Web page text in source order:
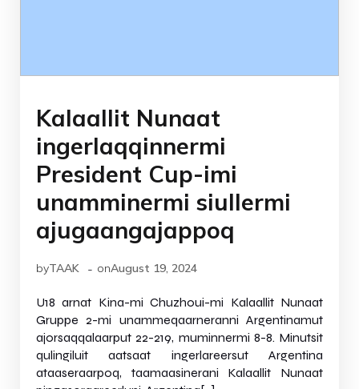
Kalaallit Nunaat
ingerlaqqinnermi
President Cup-imi
unamminermi siullermi
ajugaangajappoq
byTAAK - onAugust 19, 2024
U18 arnat Kina-mi Chuzhoui-mi Kalaallit Nunaat
Gruppe 2-mi unammeqaarneranni Argentinamut
ajorsaqqalaarput 22-219, muminnermi 8-8. Minutsit
qulingiluit aatsaat ingerlareersut Argentina
ataaseraarpoq, taamaasinerani Kalaallit Nunaat